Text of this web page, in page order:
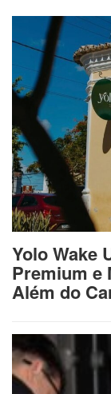
Yolo Wake
Premium e
Além do